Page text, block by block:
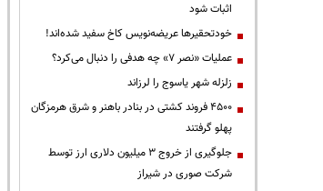
اثبات شود
خودتحقیرها عریضه‌نویس کاخ سفید شده‌اند!
عملیات «نصر ۷» چه هدفی را دنبال می‌کرد؟
زلزله شهر یاسوج را لرزاند
۴۵۰۰ فروند کشتی در بنادر باهنر و شرق هرمزگان
پهلو گرفتند
جلوگیری از خروج ۳ میلیون دلاری ارز توسط
شرکت صوری در شیراز